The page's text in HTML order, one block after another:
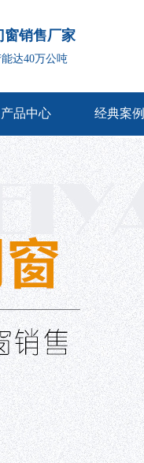
窗销售厂家
能达40万公吨
产品中心 经典案例